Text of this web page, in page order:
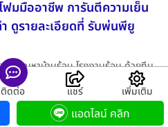
มมืออาชีพ การันตีความเย็น
ดูรายละเอียดที่ รับพ่นพียู
แก้ปัญหาบ้านร้อน โรงงานร้อน ด้วยทีม
าช่างพ่นโฟมเรทราคาถูก งาน
ติดต่อ แชร์ เพิ่มเติม
แอดไลน์ คลิก